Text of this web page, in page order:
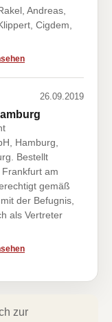
Andreas,
Cigdem,
26.09.2019
Hamburg,
Bestellt
am
gemäß
der Befugnis,
als Vertreter
zur